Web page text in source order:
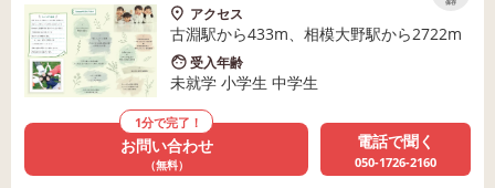
保存
アクセス
古淵駅から433m、相模大野駅から2722m
受入年齢
未就学 小学生 中学生
1分で完了！
お問い合わせ
（無料）
電話で聞く
050-1726-2160